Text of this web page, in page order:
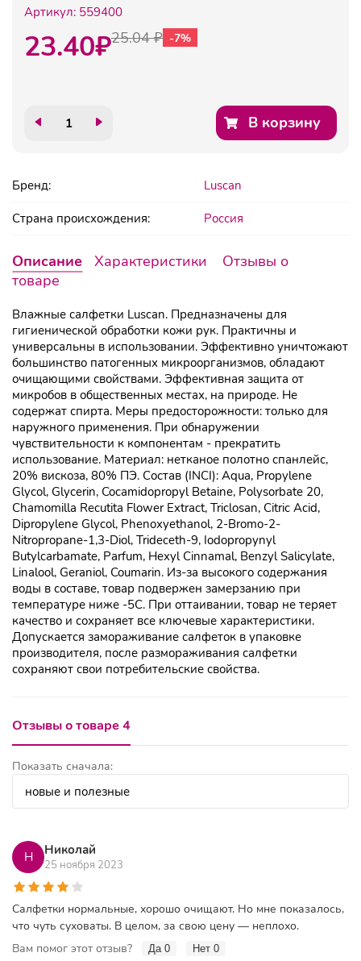
Артикул: 559400
23.40₽25.04 ₽ -7%
В корзину
Бренд: Luscan
Страна происхождения: Россия
Описание Характеристики
Отзывы о
товаре
Влажные салфетки Luscan. Предназначены для
гигиенической обработки кожи рук. Практичны и
универсальны в использовании. Эффективно уничтожают
большинство патогенных микроорганизмов, обладают
очищающими свойствами. Эффективная защита от
микробов в общественных местах, на природе. Не
содержат спирта. Меры предосторожности: только для
наружного применения. При обнаружении
чувствительности к компонентам - прекратить
использование. Материал: нетканое полотно спанлейс,
20% вискоза, 80% ПЭ. Состав (INCI): Aqua, Propylene
Glycol, Glycerin, Cocamidopropyl Betaine, Polysorbate 20,
Chamomilla Recutita Flower Extract, Triclosan, Citric Acid,
Dipropylene Glycol, Phenoxyethanol, 2-Bromo-2-
Nitropropane-1,3-Diol, Trideceth-9, Iodopropynyl
Butylcarbamate, Parfum, Hexyl Cinnamal, Benzyl Salicylate,
Linalool, Geraniol, Coumarin. Из-за высокого содержания
воды в составе, товар подвержен замерзанию при
температуре ниже -5С. При оттаивании, товар не теряет
качество и сохраняет все ключевые характеристики.
Допускается замораживание салфеток в упаковке
производителя, после размораживания салфетки
сохраняют свои потребительские свойства.
Отзывы о товаре 4
Показать сначала:
Н Николай
25 ноября 2023
Салфетки нормальные, хорошо очищают. Но мне показалось,
что чуть суховаты. В целом, за свою цену — неплохо.
Вам помог этот отзыв?
Да 0 Нет 0